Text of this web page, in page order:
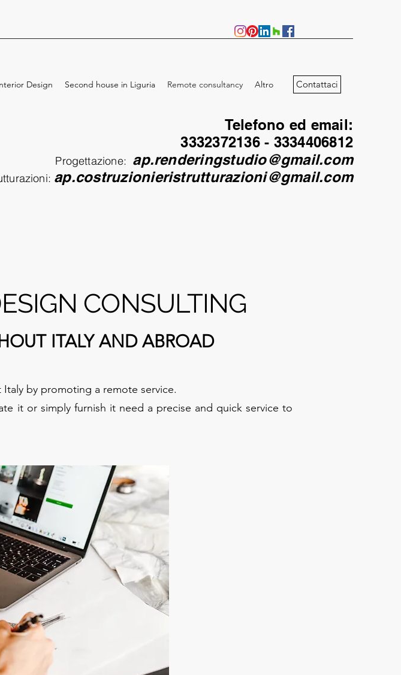
Telefono ed email:
3332372136 - 3334406812
Progettazione: ap.renderingstudio@gmail.com
ap.costruzionieristrutturazioni@gmail.com
Contattaci
Design Second house in Liguria Remote consultancy Altro
CONSULTING
ITALY AND ABROAD
by promoting a remote service.
it or simply furnish it need a precise and quick service to